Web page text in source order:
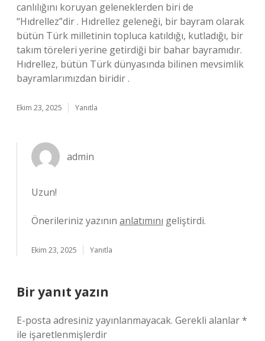
canlılığını koruyan geleneklerden biri de
“Hıdrellez”dir . Hıdrellez geleneği, bir bayram olarak
bütün Türk milletinin topluca katıldığı, kutladığı, bir
takım töreleri yerine getirdiği bir bahar bayramıdır.
Hıdrellez, bütün Türk dünyasında bilinen mevsimlik
bayramlarımızdan biridir .
Ekim 23, 2025 Yanıtla
admin
Uzun!
Önerileriniz yazının anlatımını geliştirdi.
Ekim 23, 2025 Yanıtla
Bir yanıt yazın
E-posta adresiniz yayınlanmayacak. Gerekli alanlar*
ile işaretlenmişlerdir